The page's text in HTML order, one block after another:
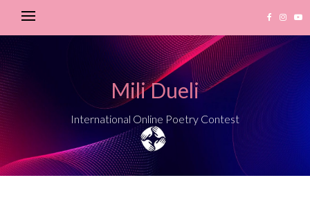
Mili Dueli
International Online Poetry Contest